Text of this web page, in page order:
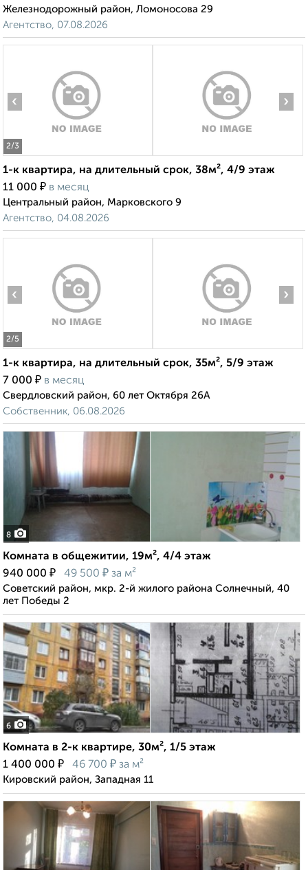
Железнодорожный район, Ломоносова 29
Агентство, 07.08.2026
2/3
‹ ›
1-к квартира, на длительный срок, 38м², 4/9 этаж
11 000 ₽ в месяц
Центральный район, Марковского 9
Агентство, 04.08.2026
2/5
‹ ›
1-к квартира, на длительный срок, 35м², 5/9 этаж
7 000 ₽ в месяц
Свердловский район, 60 лет Октября 26А
Собственник, 06.08.2026
8
Комната в общежитии, 19м², 4/4 этаж
940 000 ₽ 49 500 ₽ за м²
Советский район, мкр. 2-й жилого района Солнечный, 40
лет Победы 2
6
Комната в 2-к квартире, 30м², 1/5 этаж
1 400 000 ₽ 46 700 ₽ за м²
Кировский район, Западная 11